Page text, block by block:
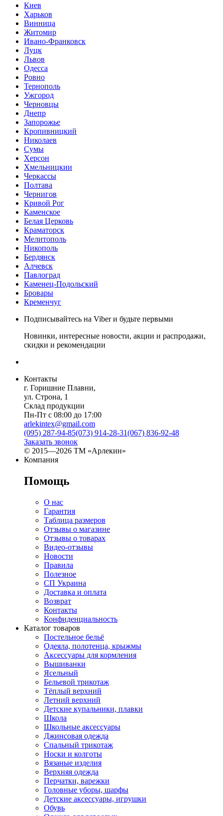
Киев
Харьков
Винница
Житомир
Ивано-Франковск
Луцк
Львов
Одесса
Ровно
Тернополь
Ужгород
Черновцы
Днепр
Запорожье
Кропивницкий
Николаев
Сумы
Херсон
Хмельницкии
Черкассы
Полтава
Чернигов
Кривой Рог
Каменское
Белая Церковь
Краматорск
Мелитополь
Никополь
Бердянск
Алчевск
Павлоград
Каменец-Подольский
Бровары
Кременчуг
Подписывайтесь на Viber и будьте первыми
Новинки, интересные новости, акции и распродажи,
скидки и рекомендации
Контакты
г. Горишние Плавни,
ул. Строна, 1
Склад продукции
Пн-Пт с 08:00 до 17:00
arlekintex@gmail.com
(095) 287-94-85(073) 914-28-31(067) 836-92-48
Заказать звонок
© 2015—2026 ТМ «Арлекин»
Компания
Помощь
О нас
Гарантия
Таблица размеров
Отзывы о магазине
Отзывы о товарах
Видео-отзывы
Новости
Правила
Полезное
СП Украина
Доставка и оплата
Возврат
Контакты
Конфиденциальность
Каталог товаров
Постельное бельё
Одеяла, полотенца, крыжмы
Аксессуары для кормления
Вышиванки
Ясельный
Бельевой трикотаж
Тёплый верхний
Летний верхний
Детские купальники, плавки
Школа
Школьные аксессуары
Джинсовая одежда
Спальный трикотаж
Носки и колготы
Вязаные изделия
Верхняя одежда
Перчатки, варежки
Головные уборы, шарфы
Детские аксессуары, игрушки
Обувь